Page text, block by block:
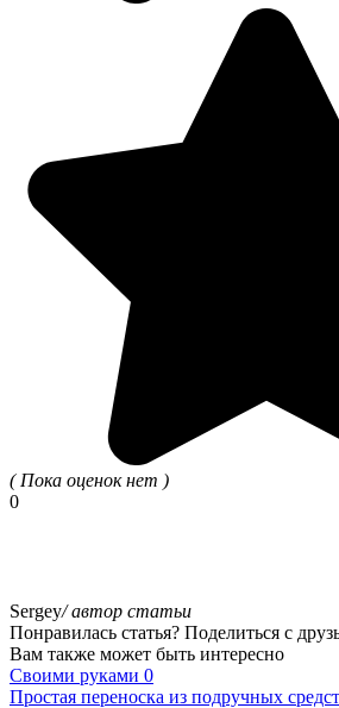
( Пока оценок нет )
0
Sergey/ автор статьи
Понравилась статья? Поделиться с
Вам также может быть интересно
Своими руками 0
Простая переноска из подручных